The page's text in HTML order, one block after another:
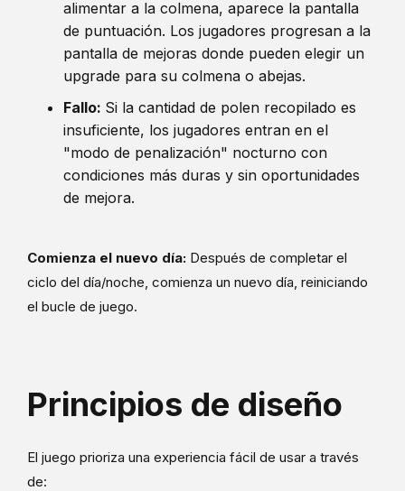
alimentar a la colmena, aparece la pantalla
de puntuación. Los jugadores progresan a la
pantalla de mejoras donde pueden elegir un
upgrade para su colmena o abejas.
Fallo: Si la cantidad de polen recopilado es
insuficiente, los jugadores entran en el
"modo de penalización" nocturno con
condiciones más duras y sin oportunidades
de mejora.
Comienza el nuevo día: Después de completar el
ciclo del día/noche, comienza un nuevo día, reiniciando
el bucle de juego.
Principios de diseño
El juego prioriza una experiencia fácil de usar a través
de: